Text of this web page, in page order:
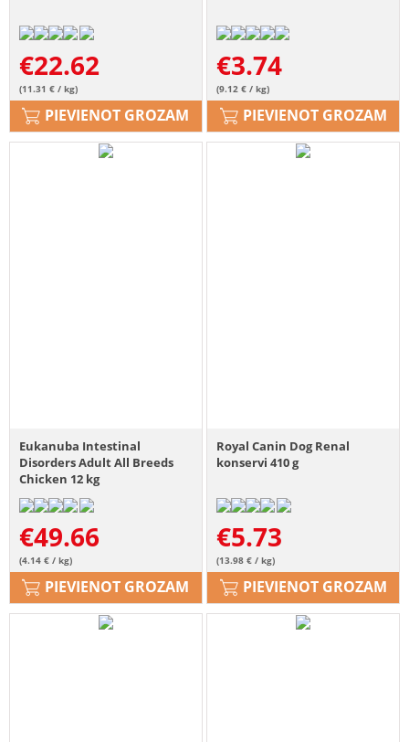
€22.62
(11.31 € / kg)
PIEVIENOT GROZAM
€3.74
(9.12 € / kg)
PIEVIENOT GROZAM
Eukanuba Intestinal
Disorders Adult All Breeds
Chicken 12 kg
€49.66
(4.14 € / kg)
PIEVIENOT GROZAM
Royal Canin Dog Renal
konservi 410 g
€5.73
(13.98 € / kg)
PIEVIENOT GROZAM